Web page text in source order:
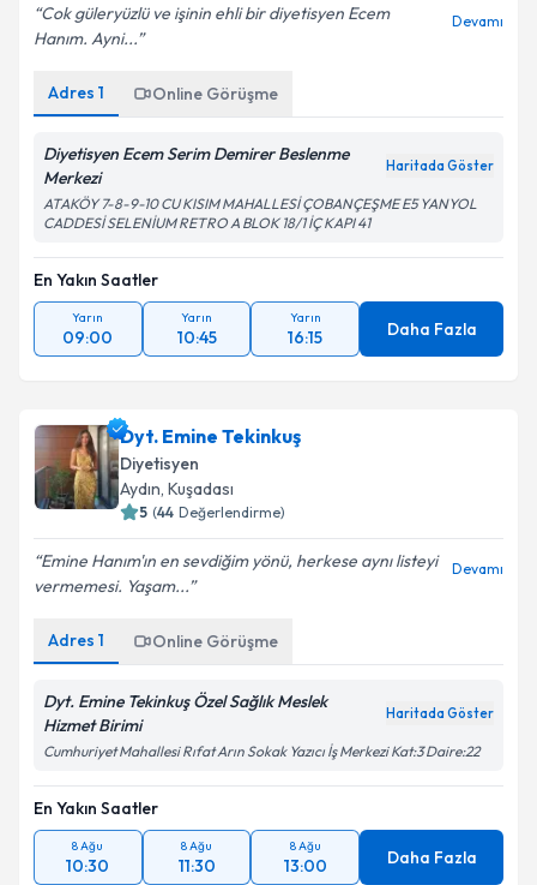
Cok güleryüzlü ve işinin ehli bir diyetisyen Ecem
Hanım. Ayni...
Devamı
Adres 1 Online Görüşme
Diyetisyen Ecem Serim Demirer Beslenme
Merkezi
Haritada Göster
ATAKÖY 7-8-9-10 CU KISIM MAHALLESİ ÇOBANÇEŞME E5 YANYOL
CADDESİ SELENİUM RETRO A BLOK 18/1 İÇ KAPI 41
En Yakın Saatler
Yarın
09:00
Yarın
10:45
Yarın
16:15 Daha Fazla
Dyt. Emine Tekinkuş
Diyetisyen
Aydın, Kuşadası
5 (44 Değerlendirme)
Emine Hanım'ın en sevdiğim yönü, herkese aynı listeyi
vermemesi. Yaşam...
Devamı
Adres 1 Online Görüşme
Dyt. Emine Tekinkuş Özel Sağlık Meslek
Hizmet Birimi
Haritada Göster
Cumhuriyet Mahallesi Rıfat Arın Sokak Yazıcı İş Merkezi Kat:3 Daire:22
En Yakın Saatler
8 Ağu
10:30
8 Ağu
11:30
8 Ağu
13:00 Daha Fazla